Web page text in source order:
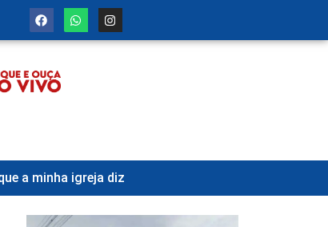
a minha igreja diz